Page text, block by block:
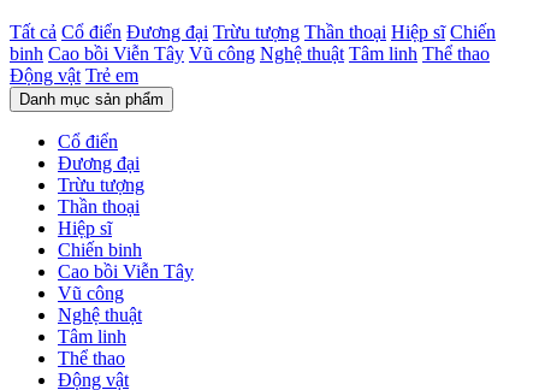
Tất cả Cổ điển Đương đại Trừu tượng Thần thoại Hiệp sĩ Chiến
binh Cao bồi Viễn Tây Vũ công Nghệ thuật Tâm linh Thể thao
Động vật Trẻ em
Danh mục sản phẩm
Cổ điển
Đương đại
Trừu tượng
Thần thoại
Hiệp sĩ
Chiến binh
Cao bồi Viễn Tây
Vũ công
Nghệ thuật
Tâm linh
Thể thao
Động vật